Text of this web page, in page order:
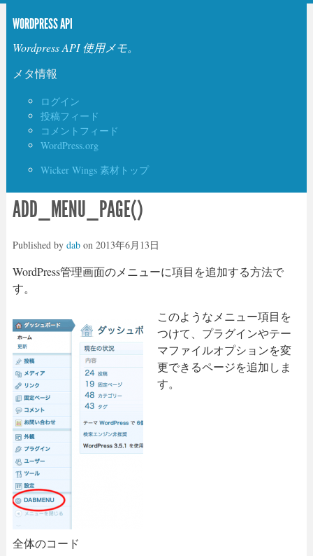
WORDPRESS API
Wordpress API 使用メモ。
メタ情報
ログイン
投稿フィード
コメントフィード
WordPress.org
Wicker Wings 素材トップ
ADD_MENU_PAGE()
Published by dabon 2013年6月13日
WordPress管理画面のメニューに項目を追加する方法で
す。
このようなメニュー項目を
つけて、プラグインやテー
マファイルオプションを変
更できるページを追加しま
す。
全体のコード